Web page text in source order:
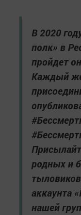
В 2020
полк» в
пройдет
Каждый
родных и
аккаунта
нашей